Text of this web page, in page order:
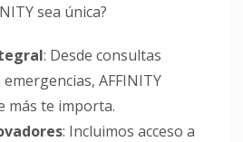
sea única?
: Desde consultas
AFFINITY
más te importa.
: Incluimos acceso a